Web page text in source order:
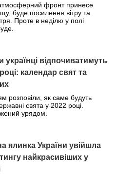
фронт принесе
буде посилення вітру та
Проте в неділю у полі
українці відпочиватимуть
календар свят та
розповіли, як саме будуть
свята у 2022 році.
урядом.
ялинка України увійшла
найкрасивіших у